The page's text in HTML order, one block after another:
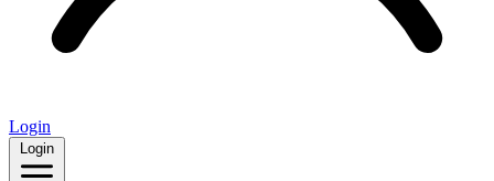
Login
Login